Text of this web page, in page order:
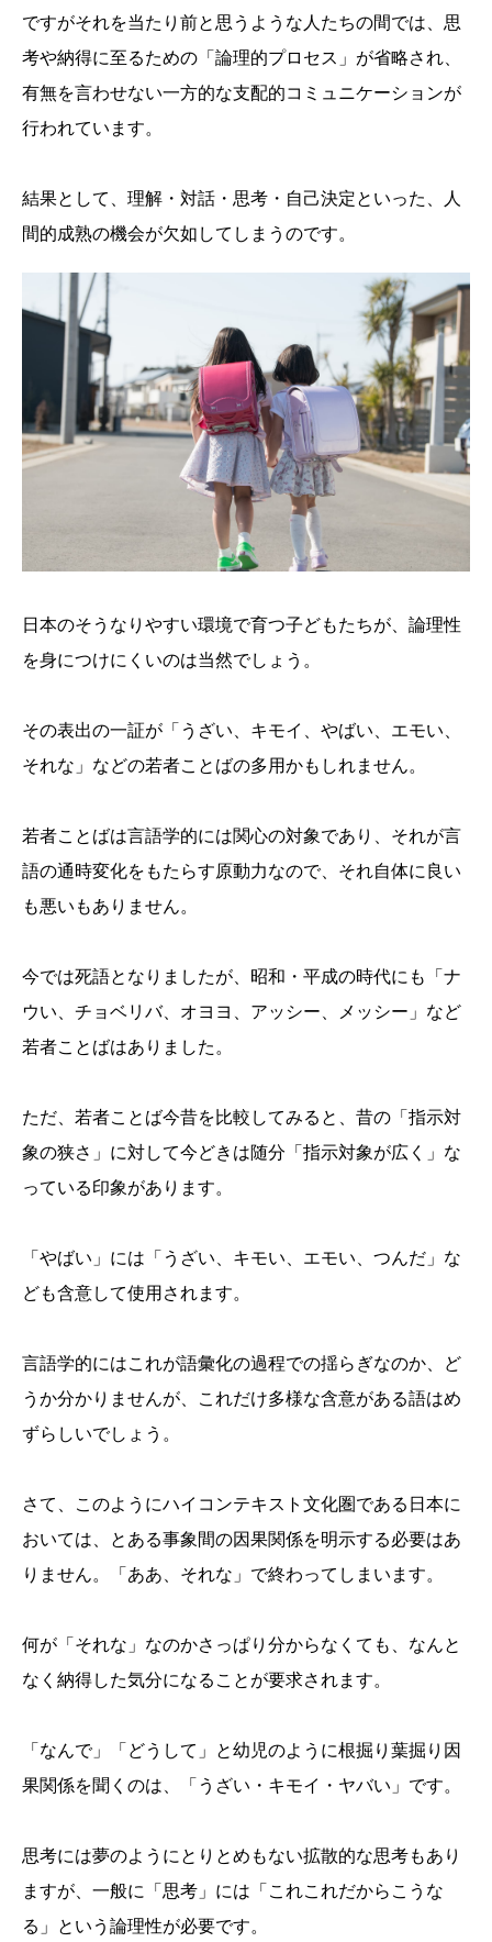
ですがそれを当たり前と思うような人たちの間では、思
考や納得に至るための「論理的プロセス」が省略され、
有無を言わせない一方的な支配的コミュニケーションが
行われています。
結果として、理解・対話・思考・自己決定といった、人
間的成熟の機会が欠如してしまうのです。
日本のそうなりやすい環境で育つ子どもたちが、論理性
を身につけにくいのは当然でしょう。
その表出の一証が「うざい、キモイ、やばい、エモい、
それな」などの若者ことばの多用かもしれません。
若者ことばは言語学的には関心の対象であり、それが言
語の通時変化をもたらす原動力なので、それ自体に良い
も悪いもありません。
今では死語となりましたが、昭和・平成の時代にも「ナ
ウい、チョベリバ、オヨヨ、アッシー、メッシー」など
若者ことばはありました。
ただ、若者ことば今昔を比較してみると、昔の「指示対
象の狭さ」に対して今どきは随分「指示対象が広く」な
っている印象があります。
「やばい」には「うざい、キモい、エモい、つんだ」な
ども含意して使用されます。
言語学的にはこれが語彙化の過程での揺らぎなのか、ど
うか分かりませんが、これだけ多様な含意がある語はめ
ずらしいでしょう。
さて、このようにハイコンテキスト文化圏である日本に
おいては、とある事象間の因果関係を明示する必要はあ
りません。「ああ、それな」で終わってしまいます。
何が「それな」なのかさっぱり分からなくても、なんと
なく納得した気分になることが要求されます。
「なんで」「どうして」と幼児のように根掘り葉掘り因
果関係を聞くのは、「うざい・キモイ・ヤバい」です。
思考には夢のようにとりとめもない拡散的な思考もあり
ますが、一般に「思考」には「これこれだからこうな
る」という論理性が必要です。